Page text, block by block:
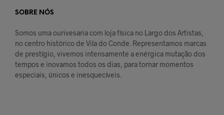
SOBRE NÓS
Somos uma ourivesaria com loja física no Largo dos Artistas,
no centro histórico de Vila do Conde. Representamos marcas
de prestígio, vivemos intensamente a enérgica mutação dos
tempos e inovamos todos os dias, para tornar momentos
especiais, únicos e inesquecíveis.